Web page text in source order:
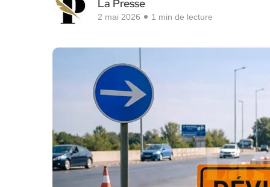
La Presse
2 mai 2026 1 min de lecture